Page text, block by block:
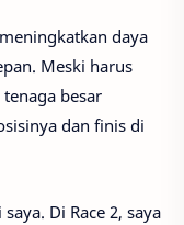
daya
Meski harus
besar
dan finis di
Di Race 2, saya